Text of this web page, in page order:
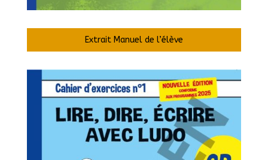
Extrait Manuel de l’élève